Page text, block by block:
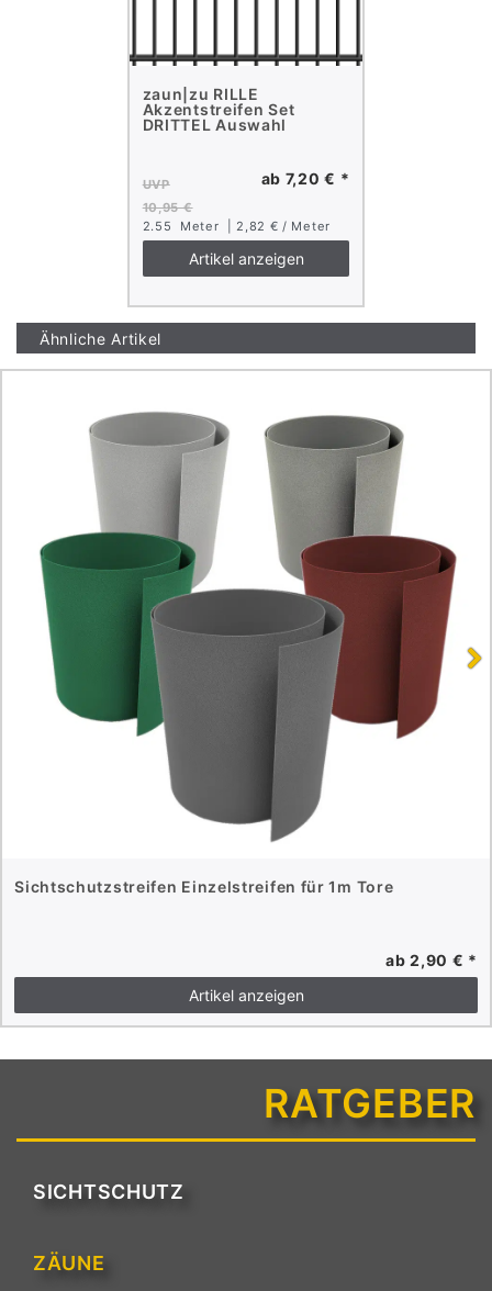
zaun|zu RILLE
Akzentstreifen Set
DRITTEL Auswahl
UVP
10,95 €
ab 7,20 € *
2.55 Meter | 2,82 € / Meter
Artikel anzeigen
Ähnliche Artikel
Sichtschutzstreifen Einzelstreifen für 1m Tore
ab 2,90 € *
Artikel anzeigen
RATGEBER
SICHTSCHUTZ
ZÄUNE